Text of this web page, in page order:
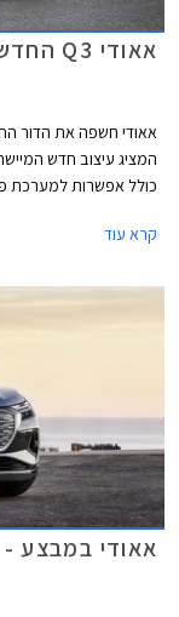
אאודי Q3 החדש 2025 נחשף
המציג עיצוב חדש
כולל אפשרות למערכת
במרצדס GLA ובב.מ.וו X1.
קרא עוד
אאודי במבצע - יוני